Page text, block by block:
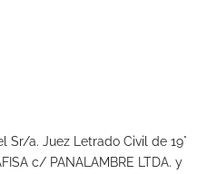
Sr/a. Juez Letrado Civil de 19°
c/ PANALAMBRE LTDA. y